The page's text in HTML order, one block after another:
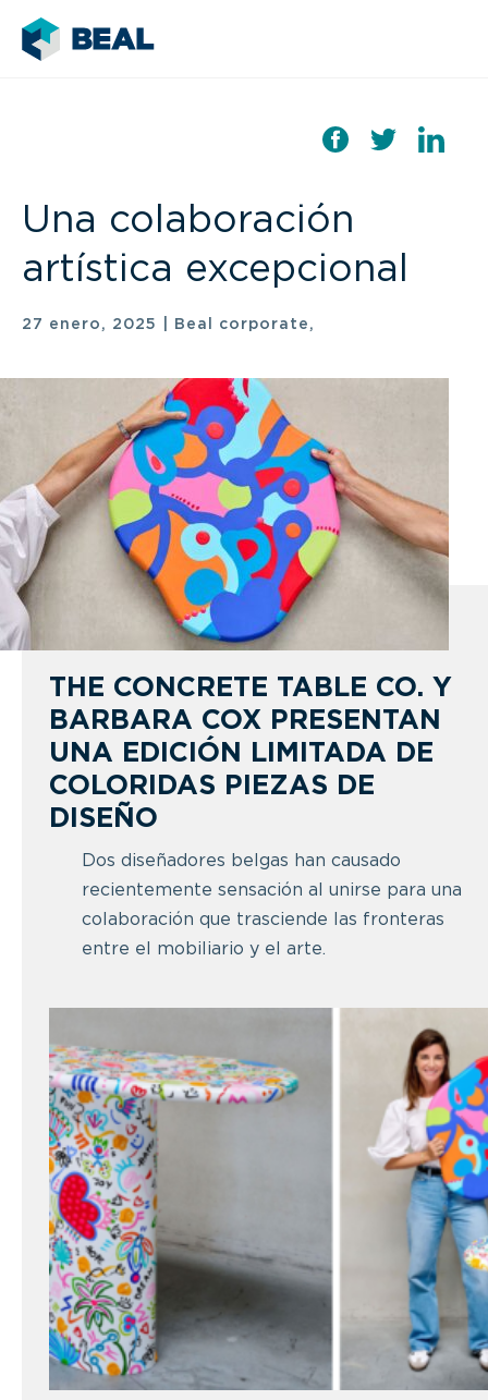
Una colaboración
artística excepcional
27 enero, 2025 Beal corporate,
THE CONCRETE TABLE CO. Y
BARBARA COX PRESENTAN
UNA EDICIÓN LIMITADA DE
COLORIDAS PIEZAS DE
DISEÑO
Dos diseñadores belgas han causado
recientemente sensación al unirse para una
colaboración que trasciende las fronteras
entre el mobiliario y el arte.